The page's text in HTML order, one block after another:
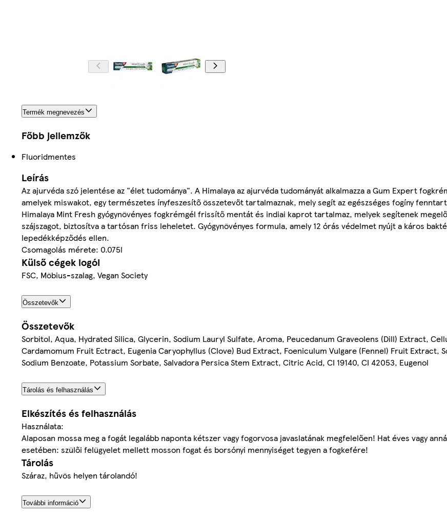
Termék megnevezés
Főbb jellemzők
Fluoridmentes
Leírás
Az ajurvéda szó jelentése az "élet tudománya". A Himalaya az ajurvéda tudományát alkalmazza a Gum Expert
amelyek miswakot, egy természetes ínyfeszesítő összetevőt tartalmaznak, mely segít az egészséges fogíny
Himalaya Mint Fresh gyógynövényes fogkrémgél frissítő mentát és indiai kaprot tartalmaz, melyek segítenek
szájszagot, biztosítva a tartósan friss leheletet. Gyógynövényes formula, amely 12 órás védelmet nyújt a káros
lepedékképződés ellen.
Csomagolás mérete: 0.075l
Külső cégek logói
FSC, Möbius-szalag, Vegan Society
Összetevők
Összetevők
Sorbitol, Aqua, Hydrated Silica, Glycerin, Sodium Lauryl Sulfate, Aroma, Peucedanum Graveolens (Dill) Extract,
Cardamomum Fruit Ectract, Eugenia Caryophyllus (Clove) Bud Extract, Foeniculum Vulgare (Fennel) Fruit Extract,
Sodium Benzoate, Potassium Sorbate, Salvadora Persica Stem Extract, Citric Acid, CI 19140, CI 42053, Eugenol
Tárolás és felhasználás
Elkészítés és felhasználás
Használata:
Alaposan mossa meg a fogát legalább naponta kétszer vagy fogorvosa javaslatának megfelelően! Hat éves vagy
esetében: szülői felügyelet mellett mosson fogat és borsónyi mennyiséget tegyen a fogkefére!
Tárolás
Száraz, hűvös helyen tárolandó!
További információ